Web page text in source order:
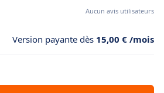
Aucun avis utilisateurs
Version payante dès 15,00 € /mois